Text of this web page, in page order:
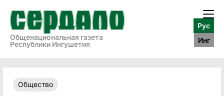
Общенациональная газета
Республики Ингушетия
Рус
Инг
Общество